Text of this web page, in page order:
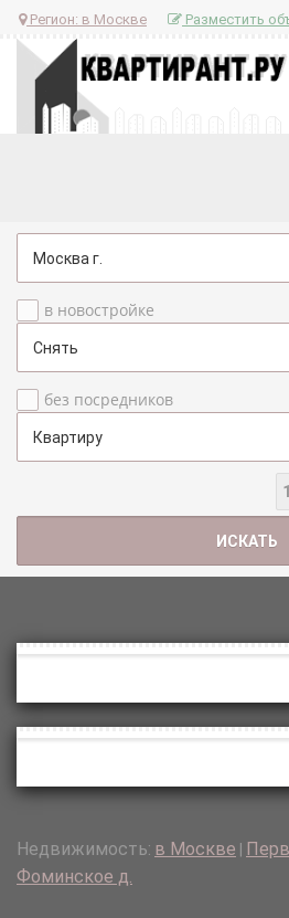
Регион: в Москве Разместить
в новостройке
без посредников
Недвижимость: в Москве
Фоминское д.